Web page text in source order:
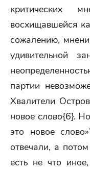
критических
восхищавшейся
сожалению,
удивительной
партии
Хвалители
новое слово{6}.
это новое
отвечали, а
есть не что